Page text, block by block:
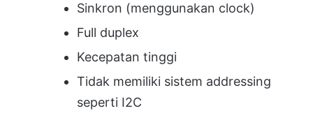
Sinkron (menggunakan clock)
Full duplex
Kecepatan tinggi
Tidak memiliki sistem addressing
seperti I2C